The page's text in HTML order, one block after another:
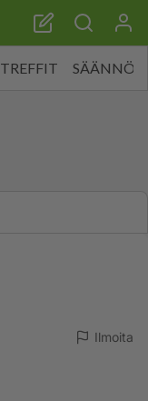
TREFFIT SÄÄNNÖT
Ilmoita